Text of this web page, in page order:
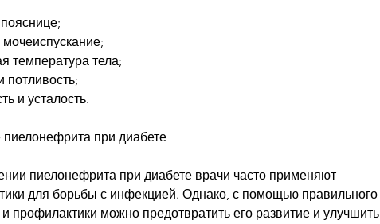
температура тела;
потливость;
и усталость.
пиелонефрита при диабете
пиелонефрита при диабете врачи часто применяют
для борьбы с инфекцией. Однако, с помощью правильного
профилактики можно предотвратить его развитие и улучшить